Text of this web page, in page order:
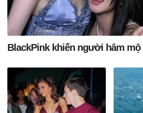
BlackPink khiến người hâm mộ